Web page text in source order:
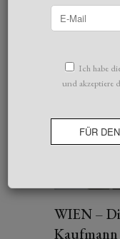
WIEN –
Kaufmann
Ich habe
und akzeptiere